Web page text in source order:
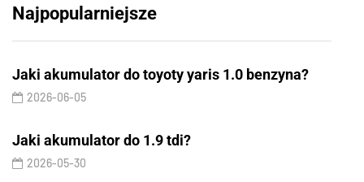
Najpopularniejsze
Jaki akumulator do toyoty yaris 1.0 benzyna?
2026-06-05
Jaki akumulator do 1.9 tdi?
2026-05-30